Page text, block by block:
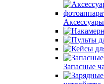
Запасные